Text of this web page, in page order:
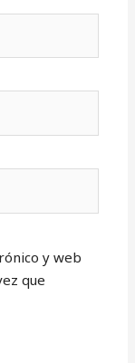
y web
que